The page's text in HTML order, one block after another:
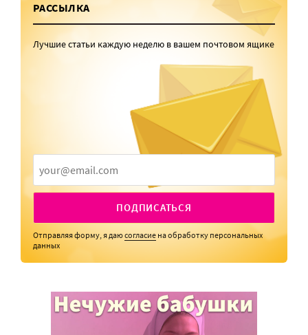
РАССЫЛКА
Лучшие статьи каждую неделю в вашем почтовом ящике
ПОДПИСАТЬСЯ
Отправляя форму, я даюсогласие на обработку персональных
данных